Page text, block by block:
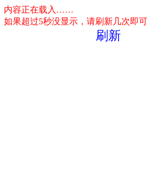
内容正在载入……
如果超过5秒没显示，请刷新几次即可
刷新